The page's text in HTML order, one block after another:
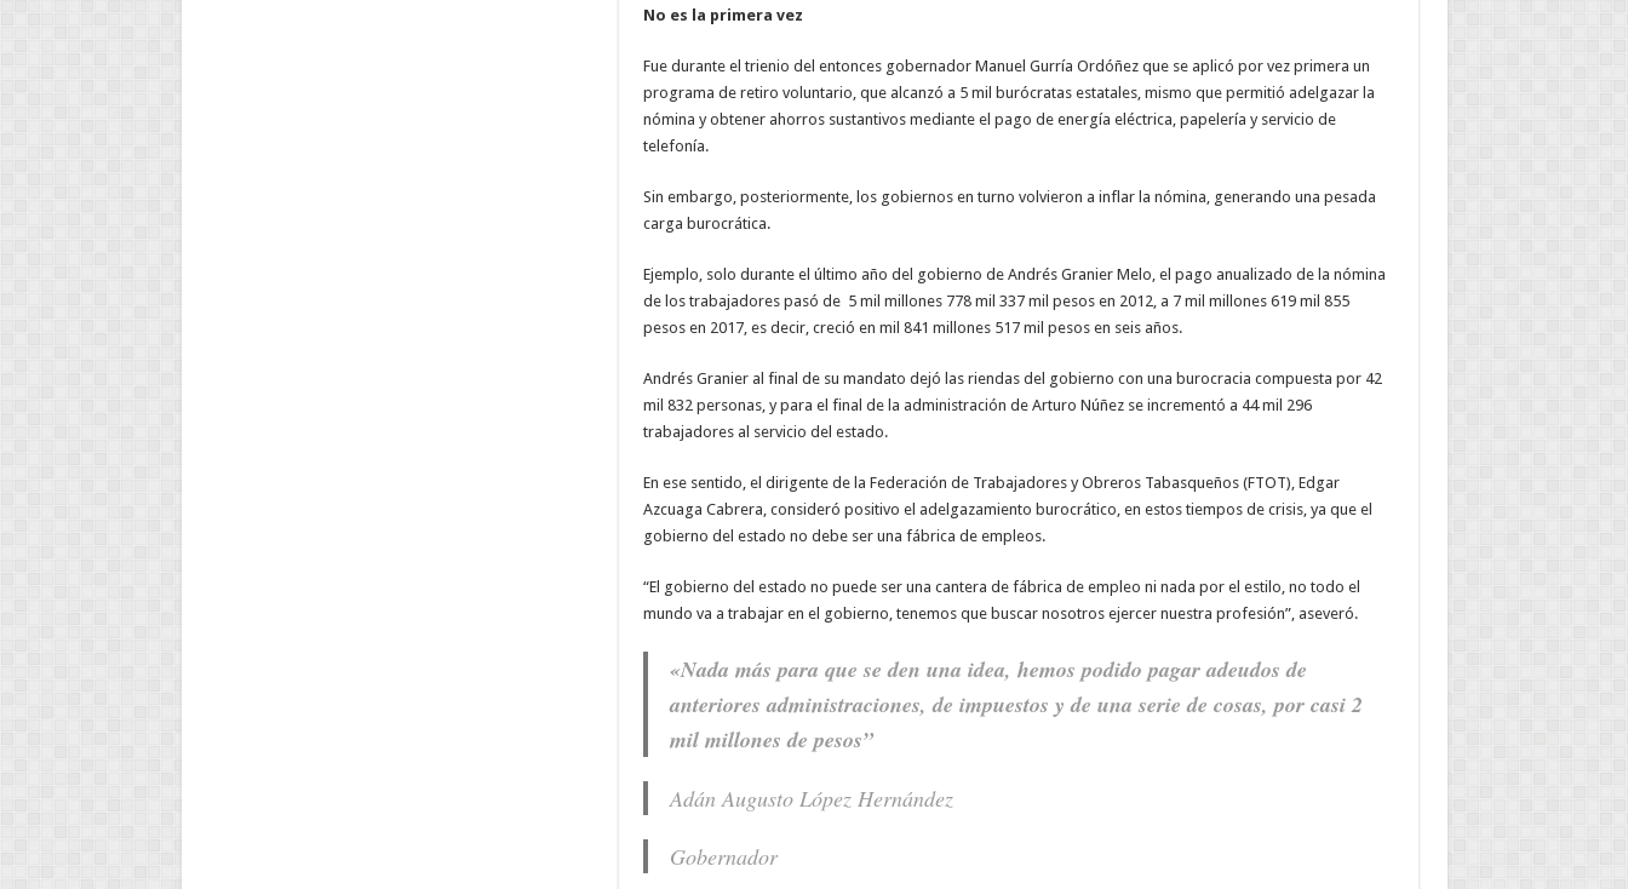
No es la primera vez
Fue durante el trienio del entonces gobernador Manuel Gurría Ordóñez que se aplicó por vez primera un
programa de retiro voluntario, que alcanzó a 5 mil burócratas estatales, mismo que permitió adelgazar la
nómina y obtener ahorros sustantivos mediante el pago de energía eléctrica, papelería y servicio de
telefonía.
Sin embargo, posteriormente, los gobiernos en turno volvieron a inflar la nómina, generando una pesada
carga burocrática.
Ejemplo, solo durante el último año del gobierno de Andrés Granier Melo, el pago anualizado de la nómina
de los trabajadores pasó de 5 mil millones 778 mil 337 mil pesos en 2012, a 7 mil millones 619 mil 855
pesos en 2017, es decir, creció en mil 841 millones 517 mil pesos en seis años.
Andrés Granier al final de su mandato dejó las riendas del gobierno con una burocracia compuesta por 42
mil 832 personas, y para el final de la administración de Arturo Núñez se incrementó a 44 mil 296
trabajadores al servicio del estado.
En ese sentido, el dirigente de la Federación de Trabajadores y Obreros Tabasqueños (FTOT), Edgar
Azcuaga Cabrera, consideró positivo el adelgazamiento burocrático, en estos tiempos de crisis, ya que el
gobierno del estado no debe ser una fábrica de empleos.
“El gobierno del estado no puede ser una cantera de fábrica de empleo ni nada por el estilo, no todo el
mundo va a trabajar en el gobierno, tenemos que buscar nosotros ejercer nuestra profesión”, aseveró.
«Nada más para que se den una idea, hemos podido pagar adeudos de
anteriores administraciones, de impuestos y de una serie de cosas, por casi 2
mil millones de pesos”
Adán Augusto López Hernández
Gobernador